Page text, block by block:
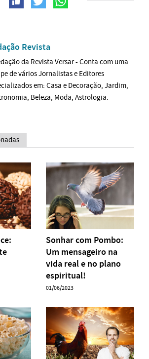
Revista
da Revista Versar - Conta com uma
de vários Jornalistas e Editores
em: Casa e Decoração, Jardim,
Beleza, Moda, Astrologia.
Sonhar com Pombo:
Um mensageiro na
vida real e no plano
espiritual!
01/06/2023